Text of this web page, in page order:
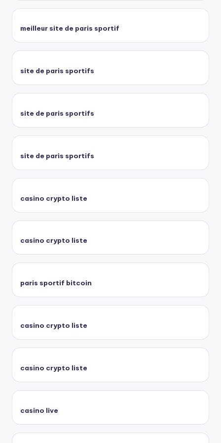
meilleur site de paris sportif
site de paris sportifs
site de paris sportifs
site de paris sportifs
casino crypto liste
casino crypto liste
paris sportif bitcoin
casino crypto liste
casino crypto liste
casino live